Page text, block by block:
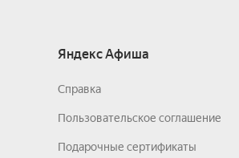
Яндекс Афиша
Справка
Пользовательское соглашение
Подарочные сертификаты